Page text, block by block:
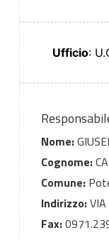
Ufficio:
Nome:
Cognome:
Comune:
Indirizzo:VIA
Fax: